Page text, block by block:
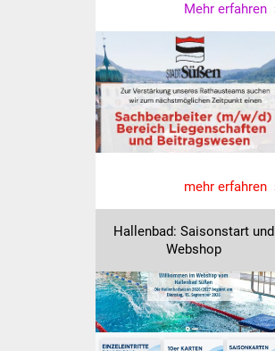
Mehr erfahren
mehr erfahren
Hallenbad: Saisonstart und
Webshop